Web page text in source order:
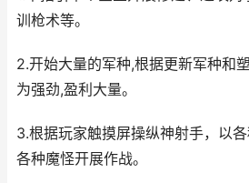
训枪术等。
2.开始大量的军种,根据更新军种和
为强劲,盈利大量。
3.根据玩家触摸屏操纵神射手，以
各种魔怪开展作战。